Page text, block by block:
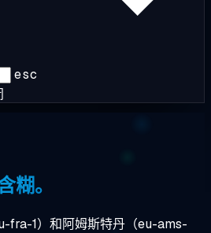
esc
糊。
fra-1）和阿姆斯特丹（eu-ams-